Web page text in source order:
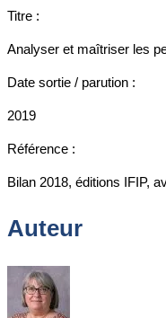
Titre :
Analyser et maîtriser les
Date sortie / parution :
2019
Référence :
Bilan 2018, éditions IFIP,
Auteur